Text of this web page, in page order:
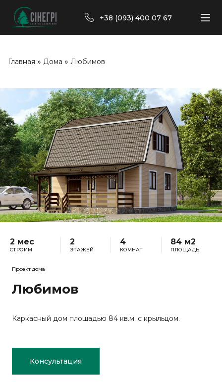
+38 (093) 400 07 67
Главная » Дома » Любимов
2 мес
СТРОИМ
2
ЭТАЖЕЙ
4
КОМНАТ
84 м2
ПЛОЩАДЬ
Проект дома
Любимов
Каркасный дом площадью 84 кв.м. с крыльцом.
Консультация